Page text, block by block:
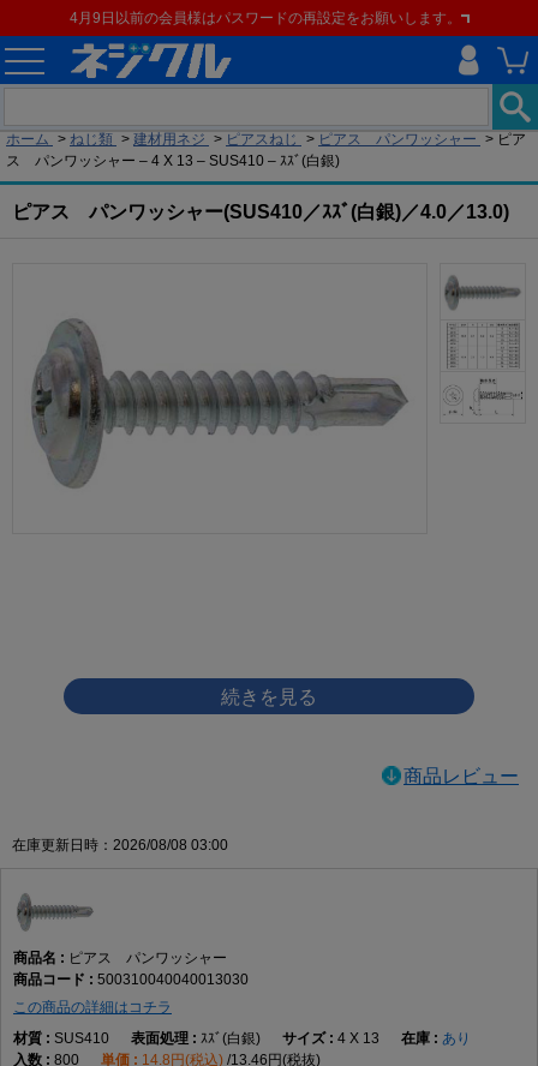
4月9日以前の会員様はパスワードの再設定をお願いします。
ホーム > ねじ類 > 建材用ネジ > ピアスねじ > ピアス パンワッシャー > ピア
ス パンワッシャー – 4 X 13 – SUS410 – ｽｽﾞ(白銀)
ピアス パンワッシャー(SUS410／ｽｽﾞ(白銀)／4.0／13.0)
商品レビュー
在庫更新日時：2026/08/08 03:00
ピアス パンワッシャー
500310040040013030
この商品の詳細はコチラ
SUS410
ｽｽﾞ(白銀) 4 X 13
あり
800
14.8円(税込) 13.46円(税抜)